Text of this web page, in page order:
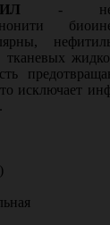
-
тканевых
исключает